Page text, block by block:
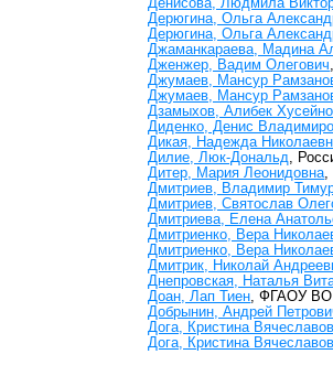
Денисова, Людмила
Дерюгина, Ольга
Дерюгина, Ольга
Джаманкараева, Мадина
Дженжер, Вадим Олегович
Джумаев, Мансур
Джумаев, Мансур
Дзамыхов, Алибек
Диденко, Денис
Дикая, Надежда
Дилие, Люк-Дональд,
Дитер, Мария Леонидовна,
Дмитриев, Владимир
Дмитриев, Святослав
Дмитриева, Елена
Дмитриенко, Вера
Дмитриенко, Вера
Дмитрик, Николай
Днепровская, Наталья
Доан, Лап Тиен, ФГАОУ ВО
Добрынин, Андрей
Дога, Кристина
Дога, Кристина